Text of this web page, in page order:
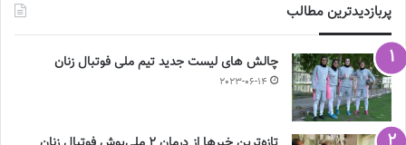
پربازدیدترین مطالب
چالش هاى ليست جدید تيم ملى فوتبال زنان
2023-06-14